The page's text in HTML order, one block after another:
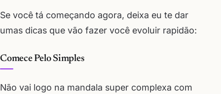
Se você tá começando agora, deixa eu te dar
umas dicas que vão fazer você evoluir rapidão:
Comece Pelo Simples
Não vai logo na mandala super complexa com